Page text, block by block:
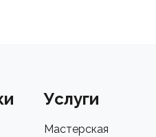
Услуги
Мастерская